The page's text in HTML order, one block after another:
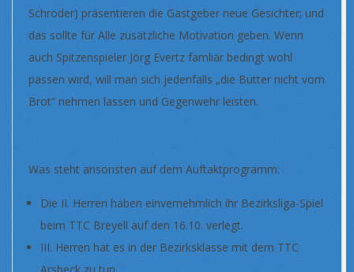
Schröder) präsentieren die Gastgeber neue Gesichter; und
das sollte für Alle zusätzliche Motivation geben. Wenn
auch Spitzenspieler Jörg Evertz famliär bedingt wohl
passen wird, will man sich jedenfalls „die Butter nicht vom
Brot“ nehmen lassen und Gegenwehr leisten.
Was steht ansonsten auf dem Auftaktprogramm:
Die II. Herren haben einvernehmlich ihr Bezirksliga-Spiel
beim TTC Breyell auf den 16.10. verlegt.
III. Herren hat es in der Bezirksklasse mit dem TTC